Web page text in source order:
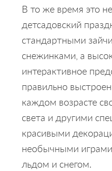
В то же время это
детсадовский
стандартными
снежинками, а
интерактивное
правильно
каждом возрасте
света и другими
красивыми
необычными
льдом и снегом.